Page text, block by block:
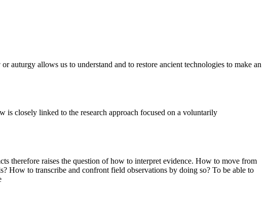
auturgy allows us to understand and to restore ancient technologies to make an
is closely linked to the research approach focused on a voluntarily
therefore raises the question of how to interpret evidence. How to move from
How to transcribe and confront field observations by doing so? To be able to